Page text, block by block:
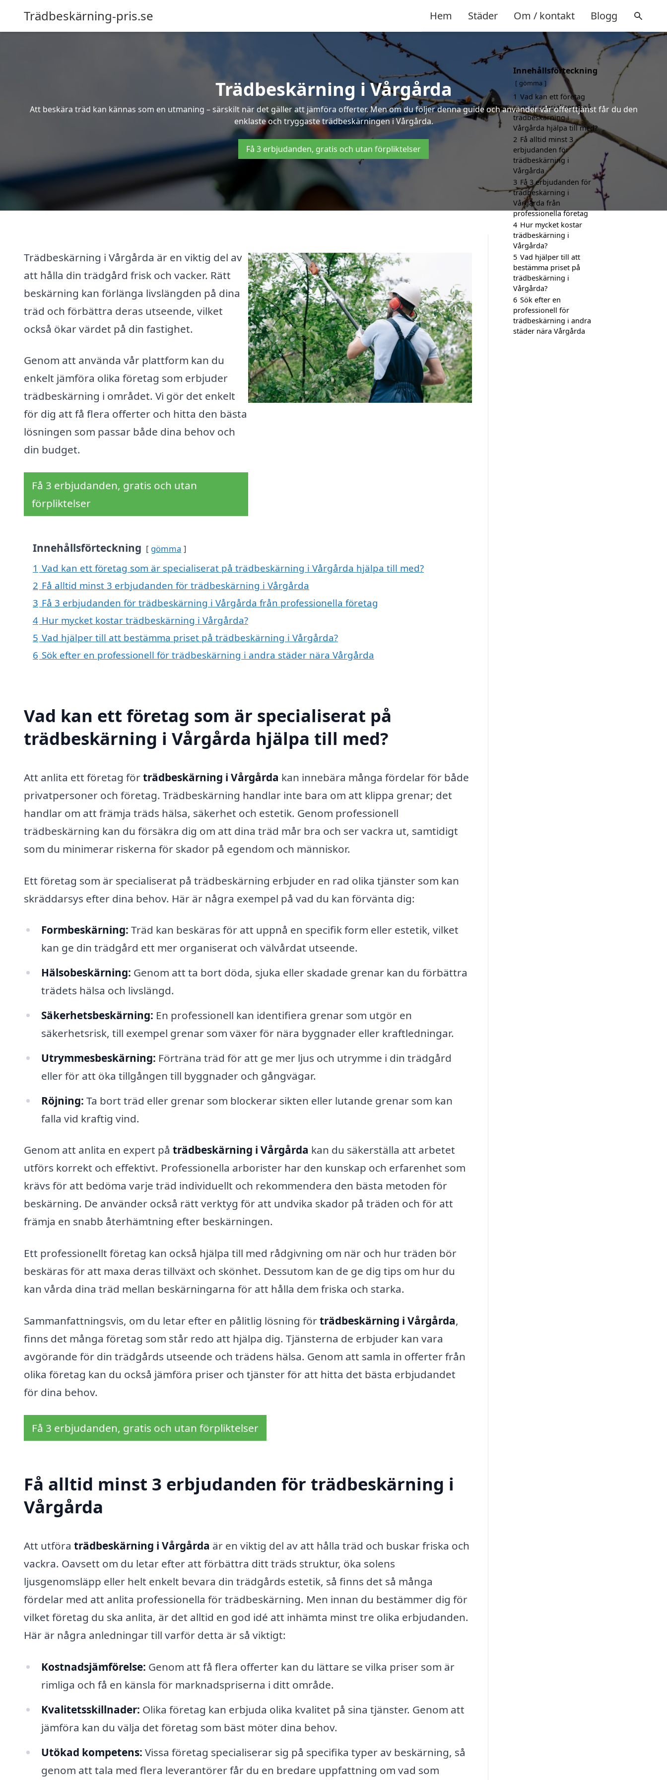
Trädbeskärning-pris.se Hem Städer Om / kontakt Blogg
Trädbeskärning i Vårgårda
Att beskära träd kan kännas som en utmaning – särskilt när det gäller att jämföra offerter. Men om du följer denna guide och använder vår offerttjänst får du den
enklaste och tryggaste trädbeskärningen i Vårgårda.
Få 3 erbjudanden, gratis och utan förpliktelser
Trädbeskärning i Vårgårda är en viktig del av
att hålla din trädgård frisk och vacker. Rätt
beskärning kan förlänga livslängden på dina
träd och förbättra deras utseende, vilket
också ökar värdet på din fastighet.
Genom att använda vår plattform kan du
enkelt jämföra olika företag som erbjuder
trädbeskärning i området. Vi gör det enkelt
för dig att få flera offerter och hitta den bästa
lösningen som passar både dina behov och
din budget.
Få 3 erbjudanden, gratis och utan
förpliktelser
Innehållsförteckning gömma
1 Vad kan ett företag som är specialiserat på trädbeskärning i Vårgårda hjälpa till med?
2 Få alltid minst 3 erbjudanden för trädbeskärning i Vårgårda
3 Få 3 erbjudanden för trädbeskärning i Vårgårda från professionella företag
4 Hur mycket kostar trädbeskärning i Vårgårda?
5 Vad hjälper till att bestämma priset på trädbeskärning i Vårgårda?
6 Sök efter en professionell för trädbeskärning i andra städer nära Vårgårda
Vad kan ett företag som är specialiserat på
trädbeskärning i Vårgårda hjälpa till med?
Att anlita ett företag förträdbeskärning i Vårgårda kan innebära många fördelar för både
privatpersoner och företag. Trädbeskärning handlar inte bara om att klippa grenar; det
handlar om att främja träds hälsa, säkerhet och estetik. Genom professionell
trädbeskärning kan du försäkra dig om att dina träd mår bra och ser vackra ut, samtidigt
som du minimerar riskerna för skador på egendom och människor.
Ett företag som är specialiserat på trädbeskärning erbjuder en rad olika tjänster som kan
skräddarsys efter dina behov. Här är några exempel på vad du kan förvänta dig:
Formbeskärning: Träd kan beskäras för att uppnå en specifik form eller estetik, vilket
kan ge din trädgård ett mer organiserat och välvårdat utseende.
Hälsobeskärning: Genom att ta bort döda, sjuka eller skadade grenar kan du förbättra
trädets hälsa och livslängd.
Säkerhetsbeskärning: En professionell kan identifiera grenar som utgör en
säkerhetsrisk, till exempel grenar som växer för nära byggnader eller kraftledningar.
Utrymmesbeskärning: Förträna träd för att ge mer ljus och utrymme i din trädgård
eller för att öka tillgången till byggnader och gångvägar.
Röjning: Ta bort träd eller grenar som blockerar sikten eller lutande grenar som kan
falla vid kraftig vind.
Genom att anlita en expert på trädbeskärning i Vårgårda kan du säkerställa att arbetet
utförs korrekt och effektivt. Professionella arborister har den kunskap och erfarenhet som
krävs för att bedöma varje träd individuellt och rekommendera den bästa metoden för
beskärning. De använder också rätt verktyg för att undvika skador på träden och för att
främja en snabb återhämtning efter beskärningen.
Ett professionellt företag kan också hjälpa till med rådgivning om när och hur träden bör
beskäras för att maxa deras tillväxt och skönhet. Dessutom kan de ge dig tips om hur du
kan vårda dina träd mellan beskärningarna för att hålla dem friska och starka.
Sammanfattningsvis, om du letar efter en pålitlig lösning förträdbeskärning i Vårgårda,
finns det många företag som står redo att hjälpa dig. Tjänsterna de erbjuder kan vara
avgörande för din trädgårds utseende och trädens hälsa. Genom att samla in offerter från
olika företag kan du också jämföra priser och tjänster för att hitta det bästa erbjudandet
för dina behov.
Få 3 erbjudanden, gratis och utan förpliktelser
Få alltid minst 3 erbjudanden för trädbeskärning i
Vårgårda
Att utföra trädbeskärning i Vårgårda är en viktig del av att hålla träd och buskar friska och
vackra. Oavsett om du letar efter att förbättra ditt träds struktur, öka solens
ljusgenomsläpp eller helt enkelt bevara din trädgårds estetik, så finns det så många
fördelar med att anlita professionella för trädbeskärning. Men innan du bestämmer dig för
vilket företag du ska anlita, är det alltid en god idé att inhämta minst tre olika erbjudanden.
Här är några anledningar till varför detta är så viktigt:
Kostnadsjämförelse: Genom att få flera offerter kan du lättare se vilka priser som är
rimliga och få en känsla för marknadspriserna i ditt område.
Kvalitetsskillnader: Olika företag kan erbjuda olika kvalitet på sina tjänster. Genom att
jämföra kan du välja det företag som bäst möter dina behov.
Utökad kompetens: Vissa företag specialiserar sig på specifika typer av beskärning, så
genom att tala med flera leverantörer får du en bredare uppfattning om vad som
Innehållsförteckning
gömma
1 Vad kan ett företag
som är specialiserat på
trädbeskärning i
Vårgårda hjälpa till med?
2 Få alltid minst 3
erbjudanden för
trädbeskärning i
Vårgårda
3 Få 3 erbjudanden för
trädbeskärning i
Vårgårda från
professionella företag
4 Hur mycket kostar
trädbeskärning i
Vårgårda?
5 Vad hjälper till att
bestämma priset på
trädbeskärning i
Vårgårda?
6 Sök efter en
professionell för
trädbeskärning i andra
städer nära Vårgårda